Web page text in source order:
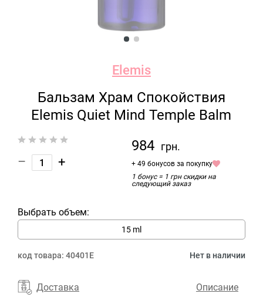
Elemis
Бальзам Храм Спокойствия
Elemis Quiet Mind Temple Balm
– +
984 грн.
+ 49 бонусов за покупку
1 бонус = 1 грн скидки на
следующий заказ
Выбрать объем:
15 ml
код товара: 40401E Нет в наличии
Доставка
Описание